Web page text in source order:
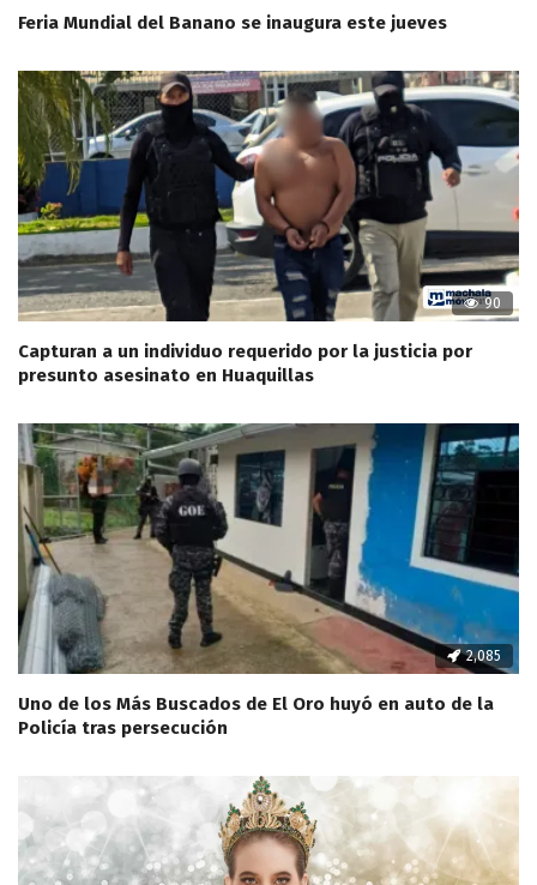
Feria Mundial del Banano se inaugura este jueves
90
Capturan a un individuo requerido por la justicia por
presunto asesinato en Huaquillas
2,085
Uno de los Más Buscados de El Oro huyó en auto de la
Policía tras persecución